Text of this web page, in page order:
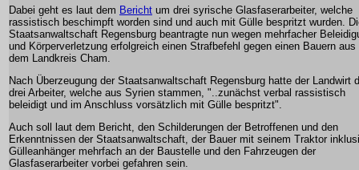
Dabei geht es laut dem Bericht um drei syrische Glasfaserarbeiter, welche
rassistisch beschimpft worden sind und auch mit Gülle bespritzt wurden.
Staatsanwaltschaft Regensburg beantragte nun wegen mehrfacher
und Körperverletzung erfolgreich einen Strafbefehl gegen einen Bauern aus
dem Landkreis Cham.
Nach Überzeugung der Staatsanwaltschaft Regensburg hatte der Landwirt
drei Arbeiter, welche aus Syrien stammen, "..zunächst verbal rassistisch
beleidigt und im Anschluss vorsätzlich mit Gülle bespritzt".
Auch soll laut dem Bericht, den Schilderungen der Betroffenen und den
Erkenntnissen der Staatsanwaltschaft, der Bauer mit seinem Traktor
Gülleanhänger mehrfach an der Baustelle und den Fahrzeugen der
Glasfaserarbeiter vorbei gefahren sein.